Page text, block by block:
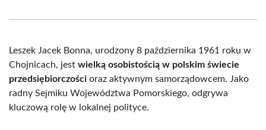
(Twitter)
Leszek Jacek Bonna, urodzony 8 października 1961 roku w
Chojnicach, jest wielką osobistością w polskim świecie
przedsiębiorczości oraz aktywnym samorządowcem. Jako
radny Sejmiku Województwa Pomorskiego, odgrywa
kluczową rolę w lokalnej polityce.